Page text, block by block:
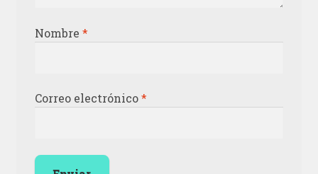
Nombre *
Correo electrónico*